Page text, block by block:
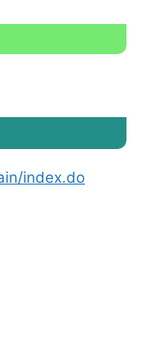
index.do